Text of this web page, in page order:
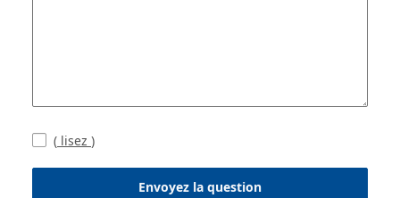
( lisez )
Envoyez la question